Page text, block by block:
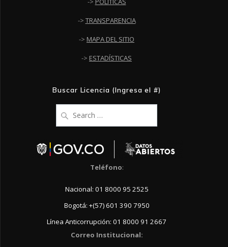
-> TRANSPARENCIA
-> MAPA DEL SITIO
-> ESTADÍSTICAS
Buscar Licencia (Ingresa el #)
for:
Teléfono:
Nacional: 01 8000 95 2525
Bogotá: +(57) 601 390 7950
Línea Anticorrupción: 01 8000 91 2667
Correo Institucional: